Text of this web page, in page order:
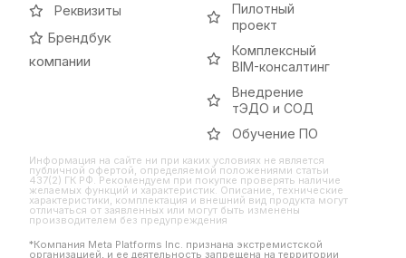
Реквизиты
Брендбук
компании
Пилотный
проект
Комплексный
BIM-консалтинг
Внедрение
тЭДО и СОД
Обучение ПО
Информация на сайте ни при каких условиях не является
публичной офертой, определяемой положениями статьи
437(2) ГК РФ. Рекомендуем при покупке проверять наличие
желаемых функций и характеристик. Описание, технические
характеристики, комплектация и внешний вид продукта могут
отличаться от заявленных или могут быть изменены
производителем без предупреждения
*Компания Meta Platforms Inc. признана экстремистской
организацией, и ее деятельность запрещена на территории